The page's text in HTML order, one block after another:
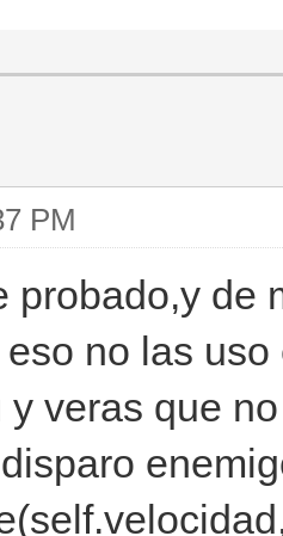
PM
probado,y de
no las
y veras que